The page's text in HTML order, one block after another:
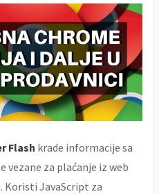
Flash krade informacije sa
za plaćanje iz web
Koristi JavaScript za